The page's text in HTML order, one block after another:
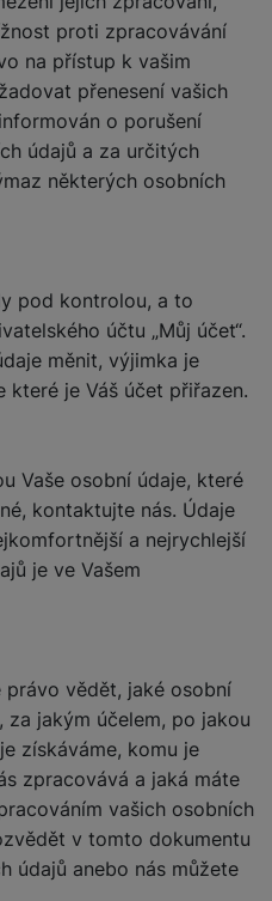
proti zpracovávání
na přístup k vašim
přenesení vašich
o porušení
údajů a za určitých
některých osobních
pod kontrolou, a to
účtu „Můj účet“.
měnit, výjimka je
které je Váš účet přiřazen.
Vaše osobní údaje, které
kontaktujte nás. Údaje
a nejrychlejší
je ve Vašem
právo vědět, jaké osobní
za jakým účelem, po jakou
získáváme, komu je
zpracovává a jaká máte
vašich osobních
v tomto dokumentu
údajů anebo nás můžete